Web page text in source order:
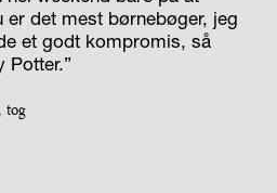
det mest børnebøger, jeg
et godt kompromis, så
Potter.”
tog